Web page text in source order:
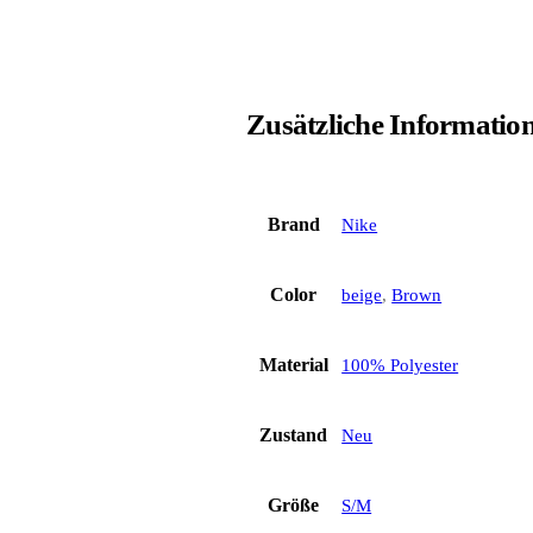
Zusätzliche
Brand Nike
Color beige,Brown
Material 100% Polyester
Zustand Neu
Größe S/M